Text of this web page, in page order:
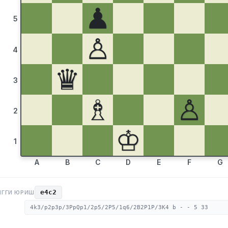
5
4
3
2
1
♟
♙
♛
♗
♙
♔
A B C D E F G
ЮРИШ e4c2
4k3/p2p3p/3PpQp1/2p5/2P5/1q6/2B2P1P/3K4 b - - 5 33